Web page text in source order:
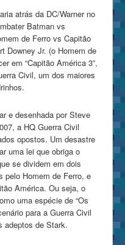
atrás da DC/Warner no
Batman vs
de Ferro vs Capitão
Downey Jr. (o Homem de
em “Capitão América 3”,
Civil, um dos maiores
e desenhada por Steve
a HQ Guerra Civil
opostos. Um desastre
uma lei que obriga o
se dividem em dois
pelo Homem de Ferro, e
América. Ou seja, o
uma espécie de “Os
para a Guerra Civil
adeptos de Stark.